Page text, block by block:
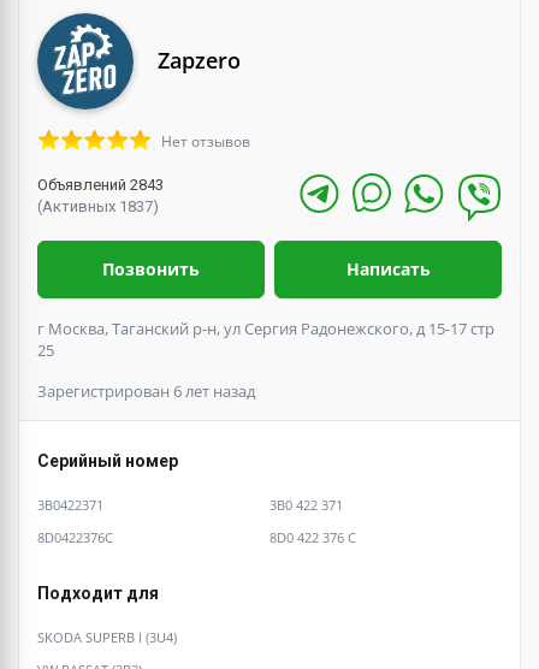
Zapzero
Нет отзывов
Объявлений 2843
(Активных 1837)
Позвонить Написать
г Москва, Таганский р-н, ул Сергия Радонежского, д 15-17 стр
25
Зарегистрирован 6 лет назад
Серийный номер
3B0422371
3B0 422 371
8D0422376C
8D0 422 376 C
Подходит для
SKODA SUPERB I (3U4)